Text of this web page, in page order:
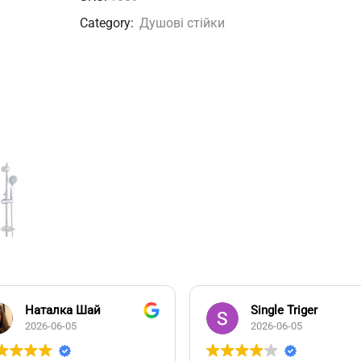
Category: Душові стійки
Наталка Шай
2026-06-05
Single Triger
2026-06-05